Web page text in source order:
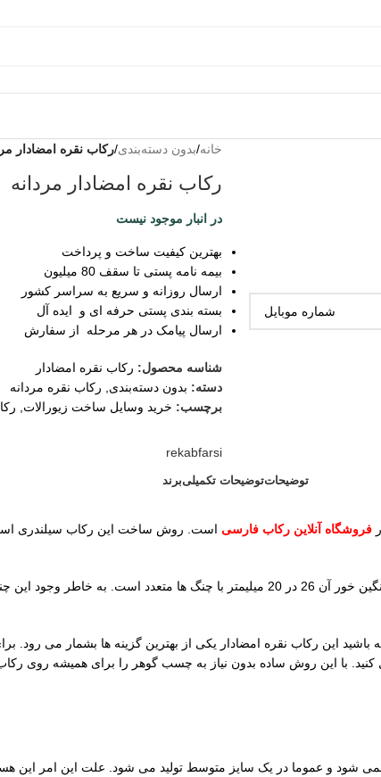
خانه/بدون دسته‌بندی/رکاب نقره امضادار
رکاب نقره امضادار مردانه
در انبار موجود نیست
بهترین کیفیت ساخت و پرداخت
بیمه نامه پستی تا سقف 80 میلیون
ارسال روزانه و سریع به سراسر کشور
بسته بندی پستی حرفه ای و ایده آل
ارسال پیامک در هر مرحله از سفارش
شناسه محصول: رکاب نقره امضادار
دسته: بدون دسته‌بندی
رکاب نقره مردانه
برچسب: خرید وسایل ساخت زیورالات
rekabfarsi
توضیحاتتوضیحات تکمیلیبرند
فروشگاه آنلاین رکاب فارسی است. روش ساخت این رکاب سیلندری است.
داخل پایه انگشتر میتواند امضا و عیار 952 را مشاهده کنید. وزن رکاب 12.17 گرم و ابعاد نگین
این رکاب نقره امضادار یکی از بهترین گزینه ها بشمار می
کنید. با این روش ساده بدون نیاز به چسب گوهر را برای همیشه
شود و عموما در یک سایز متوسط تولید می شود. علت این امر این